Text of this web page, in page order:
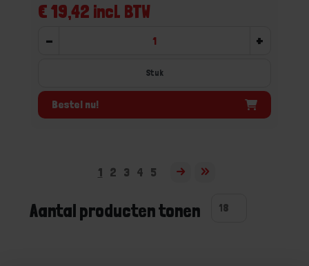
€ 19,42 incl. BTW
- +
Stuk
Bestel nu!
1 2 3 4 5
Aantal producten tonen